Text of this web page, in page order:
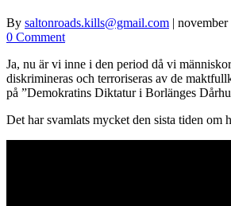
By saltonroads.kills@gmail.com |
0 Comment
Ja, nu är vi inne i den period då vi
diskrimineras och terroriseras av de
på ”Demokratins Diktatur i Borlänges
Det har svamlats mycket den sista tiden om